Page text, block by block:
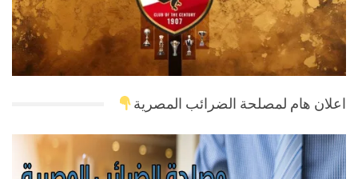
اعلان هام لمصلحة الضرائب المصرية